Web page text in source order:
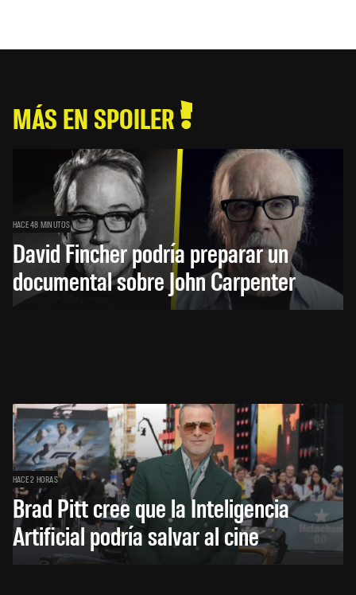
MÁS EN SPOILER
HACE 48 MINUTOS
David Fincher podría preparar un
documental sobre John Carpenter
HACE 2 HORAS
Brad Pitt cree que la Inteligencia
Artificial podría salvar al cine